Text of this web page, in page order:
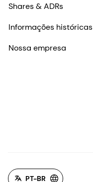
Shares & ADRs
Informações históricas
Nossa empresa
PT-BR